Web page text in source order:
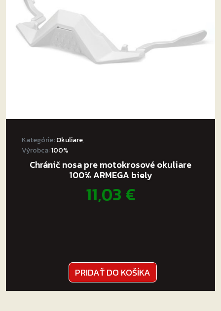
Kategórie:Okuliare,
Výrobca:100%
Chránič nosa pre motokrosové okuliare
100% ARMEGA biely
11,03€
PRIDAŤ DO KOŠÍKA